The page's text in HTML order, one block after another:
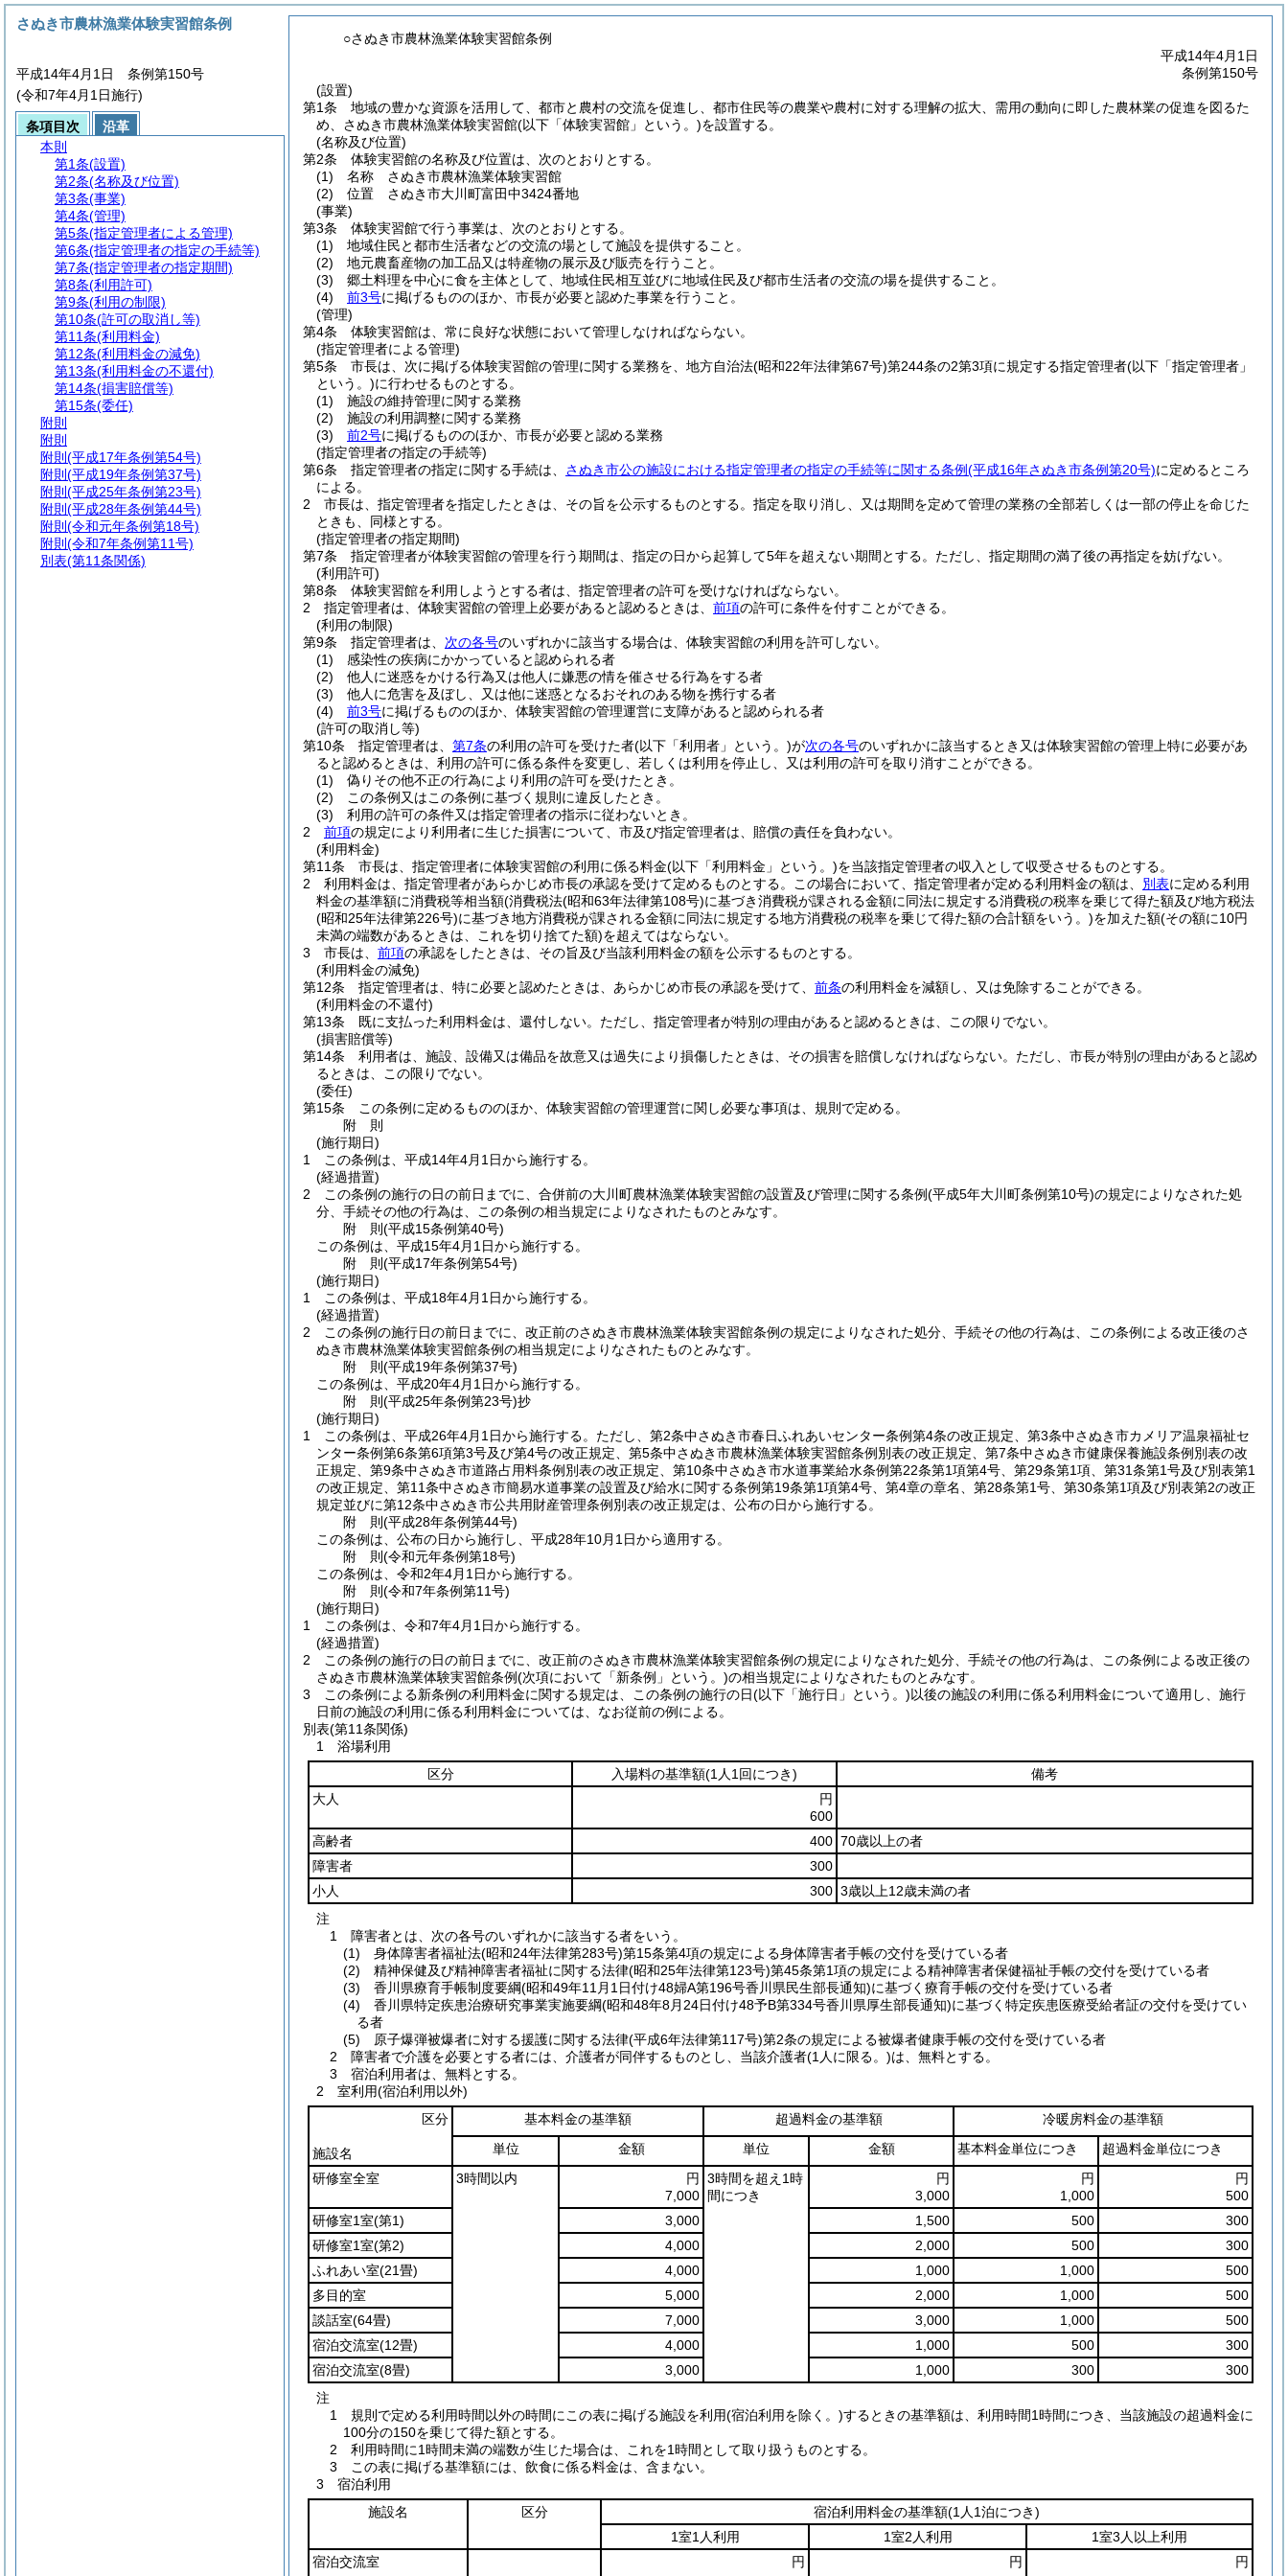
○さぬき市農林漁業体験実習館条例
平成14年4月1日
条例第150号
(設置)
第1条
地域の豊かな資源を活用して、都市と農村の交流を促進し、都市住民等の農業や農村に対する理解の拡大、需用の動向に即した農林業の促進を図るた
め、さぬき市農林漁業体験実習館(以下「体験実習館」という。)を設置する。
(名称及び位置)
第2条
体験実習館の名称及び位置は、次のとおりとする。
(1)
名称 さぬき市農林漁業体験実習館
(2)
位置 さぬき市大川町富田中3424番地
(事業)
第3条
体験実習館で行う事業は、次のとおりとする。
(1)
地域住民と都市生活者などの交流の場として施設を提供すること。
(2)
地元農畜産物の加工品又は特産物の展示及び販売を行うこと。
(3)
郷土料理を中心に食を主体として、地域住民相互並びに地域住民及び都市生活者の交流の場を提供すること。
(4)
前3号に掲げるもののほか、市長が必要と認めた事業を行うこと。
(管理)
第4条
体験実習館は、常に良好な状態において管理しなければならない。
(指定管理者による管理)
第5条
市長は、次に掲げる体験実習館の管理に関する業務を、地方自治法(昭和22年法律第67号)第244条の2第3項に規定する指定管理者(以下「指定管理者」
という。)に行わせるものとする。
(1)
施設の維持管理に関する業務
(2)
施設の利用調整に関する業務
(3)
前2号に掲げるもののほか、市長が必要と認める業務
(指定管理者の指定の手続等)
第6条
指定管理者の指定に関する手続は、 さぬき市公の施設における指定管理者の指定の手続等に関する条例(平成16年さぬき市条例第20号)に定めるところ
による。
2
市長は、指定管理者を指定したときは、その旨を公示するものとする。 指定を取り消し、又は期間を定めて管理の業務の全部若しくは一部の停止を命じた
ときも、同様とする。
(指定管理者の指定期間)
第7条
指定管理者が体験実習館の管理を行う期間は、指定の日から起算して5年を超えない期間とする。 ただし、指定期間の満了後の再指定を妨げない。
(利用許可)
第8条
体験実習館を利用しようとする者は、指定管理者の許可を受けなければならない。
2
指定管理者は、体験実習館の管理上必要があると認めるときは、 前項の許可に条件を付すことができる。
(利用の制限)
第9条
指定管理者は、 次の各号のいずれかに該当する場合は、体験実習館の利用を許可しない。
(1)
感染性の疾病にかかっていると認められる者
(2)
他人に迷惑をかける行為又は他人に嫌悪の情を催させる行為をする者
(3)
他人に危害を及ぼし、又は他に迷惑となるおそれのある物を携行する者
(4)
前3号に掲げるもののほか、体験実習館の管理運営に支障があると認められる者
(許可の取消し等)
第10条
指定管理者は、 第7条の利用の許可を受けた者(以下「利用者」という。)が次の各号のいずれかに該当するとき又は体験実習館の管理上特に必要があ
ると認めるときは、利用の許可に係る条件を変更し、若しくは利用を停止し、又は利用の許可を取り消すことができる。
(1)
偽りその他不正の行為により利用の許可を受けたとき。
(2)
この条例又はこの条例に基づく規則に違反したとき。
(3)
利用の許可の条件又は指定管理者の指示に従わないとき。
2
前項の規定により利用者に生じた損害について、市及び指定管理者は、賠償の責任を負わない。
(利用料金)
第11条
市長は、指定管理者に体験実習館の利用に係る料金(以下「利用料金」という。)を当該指定管理者の収入として収受させるものとする。
2
利用料金は、指定管理者があらかじめ市長の承認を受けて定めるものとする。 この場合において、指定管理者が定める利用料金の額は、 別表に定める利用
料金の基準額に消費税等相当額(消費税法(昭和63年法律第108号)に基づき消費税が課される金額に同法に規定する消費税の税率を乗じて得た額及び地方税法
(昭和25年法律第226号)に基づき地方消費税が課される金額に同法に規定する地方消費税の税率を乗じて得た額の合計額をいう。)を加えた額(その額に10円
未満の端数があるときは、これを切り捨てた額)を超えてはならない。
3
市長は、 前項の承認をしたときは、その旨及び当該利用料金の額を公示するものとする。
(利用料金の減免)
第12条
指定管理者は、特に必要と認めたときは、あらかじめ市長の承認を受けて、 前条の利用料金を減額し、又は免除することができる。
(利用料金の不還付)
第13条
既に支払った利用料金は、還付しない。 ただし、指定管理者が特別の理由があると認めるときは、この限りでない。
(損害賠償等)
第14条
利用者は、施設、設備又は備品を故意又は過失により損傷したときは、その損害を賠償しなければならない。 ただし、市長が特別の理由があると認め
るときは、この限りでない。
(委任)
第15条
この条例に定めるもののほか、体験実習館の管理運営に関し必要な事項は、規則で定める。
附 則
(施行期日)
1
この条例は、平成14年4月1日から施行する。
(経過措置)
2
この条例の施行の日の前日までに、合併前の大川町農林漁業体験実習館の設置及び管理に関する条例(平成5年大川町条例第10号)の規定によりなされた処
分、手続その他の行為は、この条例の相当規定によりなされたものとみなす。
附 則(平成15条例第40号)
この条例は、平成15年4月1日から施行する。
附 則(平成17年条例第54号)
(施行期日)
1
この条例は、平成18年4月1日から施行する。
(経過措置)
2
この条例の施行日の前日までに、改正前のさぬき市農林漁業体験実習館条例の規定によりなされた処分、手続その他の行為は、この条例による改正後のさ
ぬき市農林漁業体験実習館条例の相当規定によりなされたものとみなす。
附 則(平成19年条例第37号)
この条例は、平成20年4月1日から施行する。
附 則(平成25年条例第23号)抄
(施行期日)
1
この条例は、平成26年4月1日から施行する。 ただし、第2条中さぬき市春日ふれあいセンター条例第4条の改正規定、第3条中さぬき市カメリア温泉福祉セ
ンター条例第6条第6項第3号及び第4号の改正規定、第5条中さぬき市農林漁業体験実習館条例別表の改正規定、第7条中さぬき市健康保養施設条例別表の改
正規定、第9条中さぬき市道路占用料条例別表の改正規定、第10条中さぬき市水道事業給水条例第22条第1項第4号、第29条第1項、第31条第1号及び別表第1
の改正規定、第11条中さぬき市簡易水道事業の設置及び給水に関する条例第19条第1項第4号、第4章の章名、第28条第1号、第30条第1項及び別表第2の改正
規定並びに第12条中さぬき市公共用財産管理条例別表の改正規定は、公布の日から施行する。
附 則(平成28年条例第44号)
この条例は、公布の日から施行し、平成28年10月1日から適用する。
附 則(令和元年条例第18号)
この条例は、令和2年4月1日から施行する。
附 則(令和7年条例第11号)
(施行期日)
1
この条例は、令和7年4月1日から施行する。
(経過措置)
2
この条例の施行の日の前日までに、改正前のさぬき市農林漁業体験実習館条例の規定によりなされた処分、手続その他の行為は、この条例による改正後の
さぬき市農林漁業体験実習館条例(次項において「新条例」という。)の相当規定によりなされたものとみなす。
3
この条例による新条例の利用料金に関する規定は、この条例の施行の日(以下「施行日」という。)以後の施設の利用に係る利用料金について適用し、施行
日前の施設の利用に係る利用料金については、なお従前の例による。
別表(第11条関係)
1 浴場利用
区分
入場料の基準額(1人1回につき)
備考
大人
円
600
高齢者
400 70歳以上の者
障害者
300
小人
300 3歳以上12歳未満の者
注
1 障害者とは、次の各号のいずれかに該当する者をいう。
(1) 身体障害者福祉法(昭和24年法律第283号)第15条第4項の規定による身体障害者手帳の交付を受けている者
(2) 精神保健及び精神障害者福祉に関する法律(昭和25年法律第123号)第45条第1項の規定による精神障害者保健福祉手帳の交付を受けている者
(3) 香川県療育手帳制度要綱(昭和49年11月1日付け48婦A第196号香川県民生部長通知)に基づく療育手帳の交付を受けている者
(4) 香川県特定疾患治療研究事業実施要綱(昭和48年8月24日付け48予B第334号香川県厚生部長通知)に基づく特定疾患医療受給者証の交付を受けてい
る者
(5) 原子爆弾被爆者に対する援護に関する法律(平成6年法律第117号)第2条の規定による被爆者健康手帳の交付を受けている者
2 障害者で介護を必要とする者には、介護者が同伴するものとし、当該介護者(1人に限る。)は、無料とする。
3 宿泊利用者は、無料とする。
2 室利用(宿泊利用以外)
区分
施設名
基本料金の基準額 超過料金の基準額
冷暖房料金の基準額
単位
金額 単位 金額 基本料金単位につき
超過料金単位につき
研修室全室
3時間以内
円
7,000
3時間を超え1時
間につき
円
3,000
円
1,000
円
500
研修室1室(第1) 3,000 1,500 500
300
研修室1室(第2) 4,000 2,000 500
300
ふれあい室(21畳) 4,000 1,000 1,000
500
多目的室
5,000 2,000 1,000
500
談話室(64畳) 7,000 3,000 1,000
500
宿泊交流室(12畳) 4,000 1,000 500
300
宿泊交流室(8畳) 3,000 1,000 300
300
注
1 規則で定める利用時間以外の時間にこの表に掲げる施設を利用(宿泊利用を除く。)するときの基準額は、利用時間1時間につき、当該施設の超過料金に
100分の150を乗じて得た額とする。
2 利用時間に1時間未満の端数が生じた場合は、これを1時間として取り扱うものとする。
3 この表に掲げる基準額には、飲食に係る料金は、含まない。
3 宿泊利用
施設名
区分 宿泊利用料金の基準額(1人1泊につき)
1室1人利用
1室2人利用
1室3人以上利用
宿泊交流室
円 円 円
さぬき市農林漁業体験実習館条例
平成14年4月1日 条例第150号
(令和7年4月1日施行)
条項目次
沿革
本則
第1条(設置)
第2条(名称及び位置)
第3条(事業)
第4条(管理)
第5条(指定管理者による管理)
第6条(指定管理者の指定の手続等)
第7条(指定管理者の指定期間)
第8条(利用許可)
第9条(利用の制限)
第10条(許可の取消し等)
第11条(利用料金)
第12条(利用料金の減免)
第13条(利用料金の不還付)
第14条(損害賠償等)
第15条(委任)
附則
附則
附則 (平成17年条例第54号)
附則 (平成19年条例第37号)
附則 (平成25年条例第23号)
附則 (平成28年条例第44号)
附則 (令和元年条例第18号)
附則 (令和7年条例第11号)
別表(第11条関係)